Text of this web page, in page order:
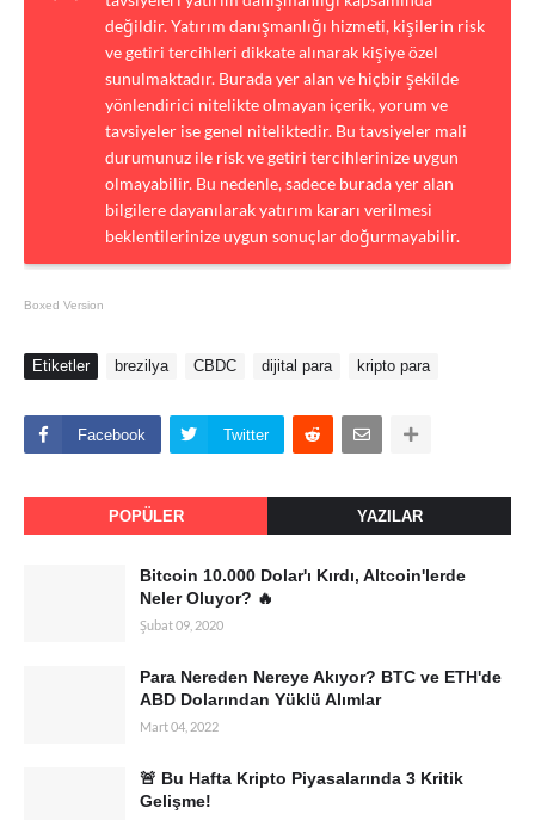
değildir. Yatırım danışmanlığı hizmeti, kişilerin risk
ve getiri tercihleri dikkate alınarak kişiye özel
sunulmaktadır. Burada yer alan ve hiçbir şekilde
yönlendirici nitelikte olmayan içerik, yorum ve
tavsiyeler ise genel niteliktedir. Bu tavsiyeler mali
durumunuz ile risk ve getiri tercihlerinize uygun
olmayabilir. Bu nedenle, sadece burada yer alan
bilgilere dayanılarak yatırım kararı verilmesi
beklentilerinize uygun sonuçlar doğurmayabilir.
Boxed Version
Etiketler brezilya CBDC dijital para kripto para
Facebook Twitter
POPÜLER YAZILAR
Bitcoin 10.000 Dolar'ı Kırdı, Altcoin'lerde
Neler Oluyor? 🔥
Şubat 09, 2020
Para Nereden Nereye Akıyor? BTC ve ETH'de
ABD Dolarından Yüklü Alımlar
Mart 04, 2022
🚨 Bu Hafta Kripto Piyasalarında 3 Kritik
Gelişme!